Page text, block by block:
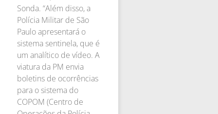
Sonda. “Além disso, a
Polícia Militar de São
Paulo apresentará o
sistema sentinela, que é
um analítico de vídeo. A
viatura da PM envia
boletins de ocorrências
para o sistema do
COPOM (Centro de